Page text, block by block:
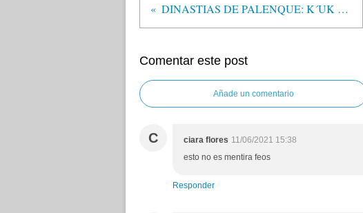
DINASTIAS DE PALENQUE: K´UK BALAM
Comentar este post
Añade un comentario
C ciara flores 11/06/2021 15:38
esto no es mentira feos
Responder